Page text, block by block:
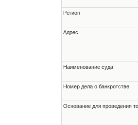
Регион
Адрес
Наименование суда
Номер дела о банкротстве
Основание для проведения